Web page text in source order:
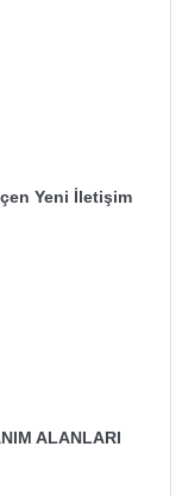
Yeni İletişim
ALANLARI